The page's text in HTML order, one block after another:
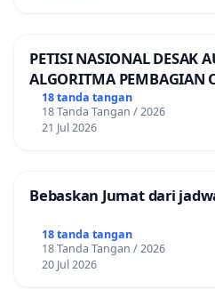
PETISI NASIONAL DESAK
ALGORITMA PEMBAGIAN
ONLINE
18 tanda tangan
18 Tanda Tangan / 2026
21 Jul 2026
Bebaskan Jumat dari
18 tanda tangan
18 Tanda Tangan / 2026
20 Jul 2026